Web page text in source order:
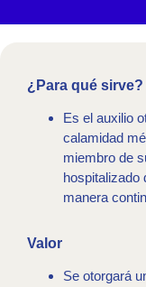
¿Para qué sirve?
Es el auxilio
calamidad
miembro de
hospitalizado
manera
Valor
Se otorgará